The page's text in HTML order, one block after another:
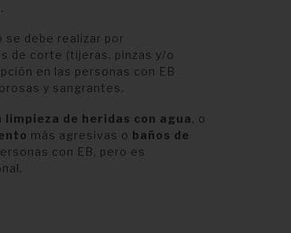
.
se debe realizar por
de corte (tijeras, pinzas y/o
en las personas con EB
y sangrantes.
limpieza de heridas con agua, o
más agresivas o baños de
con EB, pero es